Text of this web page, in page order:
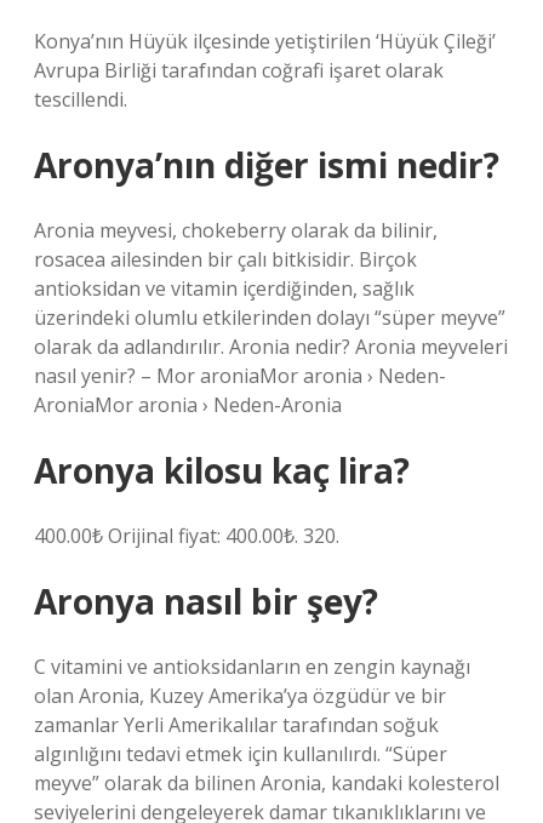
Konya’nın Hüyük ilçesinde yetiştirilen ‘Hüyük Çileği’
Avrupa Birliği tarafından coğrafi işaret olarak
tescillendi.
Aronya’nın diğer ismi nedir?
Aronia meyvesi, chokeberry olarak da bilinir,
rosacea ailesinden bir çalı bitkisidir. Birçok
antioksidan ve vitamin içerdiğinden, sağlık
üzerindeki olumlu etkilerinden dolayı “süper meyve”
olarak da adlandırılır. Aronia nedir? Aronia meyveleri
nasıl yenir? – Mor aroniaMor aronia › Neden-
AroniaMor aronia › Neden-Aronia
Aronya kilosu kaç lira?
400.00₺ Orijinal fiyat: 400.00₺. 320.
Aronya nasıl bir şey?
C vitamini ve antioksidanların en zengin kaynağı
olan Aronia, Kuzey Amerika’ya özgüdür ve bir
zamanlar Yerli Amerikalılar tarafından soğuk
algınlığını tedavi etmek için kullanılırdı. “Süper
meyve” olarak da bilinen Aronia, kandaki kolesterol
seviyelerini dengeleyerek damar tıkanıklıklarını ve